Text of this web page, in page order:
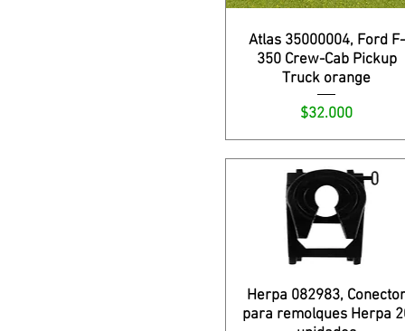
Atlas 35000004, Ford F-
350 Crew-Cab Pickup
Truck orange
Precio
$32.000
Herpa 082983,
para remolques Herpa